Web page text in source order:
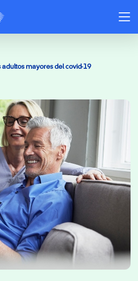
adultos mayores del covid-19